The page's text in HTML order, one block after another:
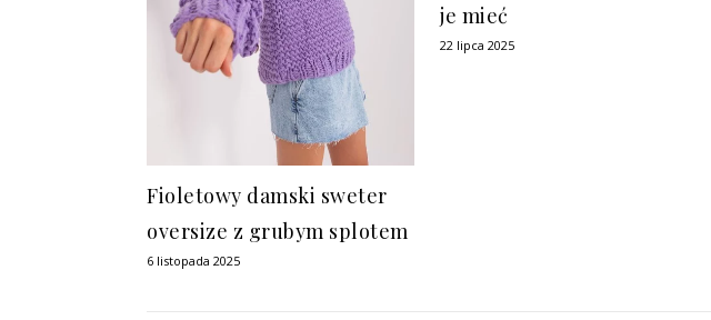
Fioletowy damski sweter
oversize z grubym splotem
6 listopada 2025
je mieć
22 lipca 2025